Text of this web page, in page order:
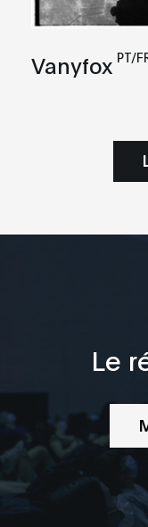
Vanyfox PT/
Le